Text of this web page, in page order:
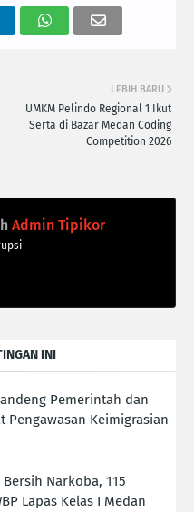
LEBIH BARU
UMKM Pelindo Regional 1 Ikut
Serta di Bazar Medan Coding
Competition 2026
Admin Tipikor
INI
Pemerintah dan
Pengawasan Keimigrasian
Narkoba, 115
Lapas Kelas I Medan